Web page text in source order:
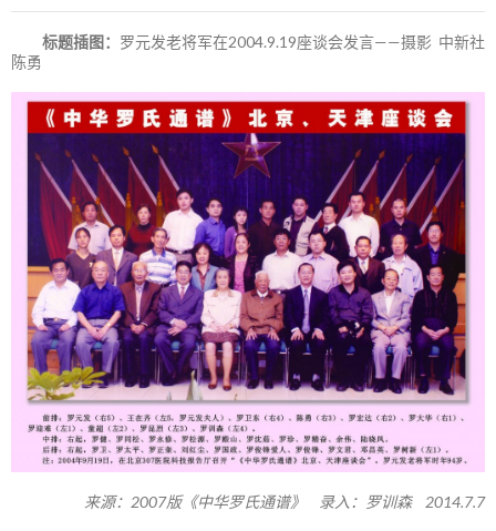
标题插图： 罗元发老将军在2004.9.19座谈会发言——摄影 中新社
陈勇
来源：2007版《中华罗氏通谱》 录入：罗训森 2014.7.7